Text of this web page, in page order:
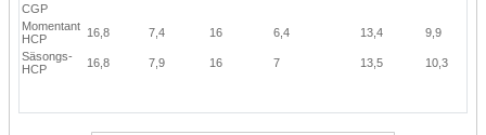
CGP
Momentant
HCP
16,8 7,4 16 6,4 13,4
9,9
Säsongs-
HCP
16,8 7,9 16 7 13,5 10,3